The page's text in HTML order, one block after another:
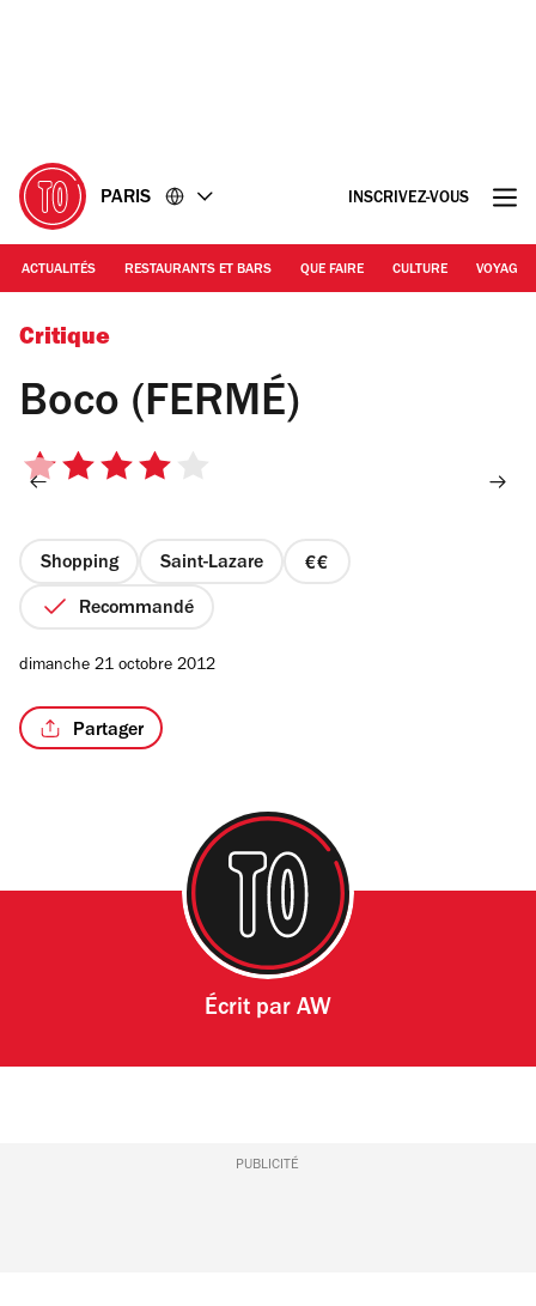
PARIS INSCRIVEZ-VOUS
ACTUALITÉS RESTAURANTS ET BARS QUE FAIRE CULTURE VOYAGE
© EP
Critique
Boco (FERMÉ)
4
étoiles
Shopping Saint-Lazare
prix
Recommandé
dimanche 21 octobre 2012
Partager
Écrit par AW
PUBLICITÉ